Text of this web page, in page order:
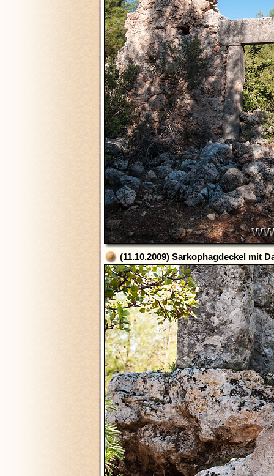
(11.10.2009) Sarkophagdeckel mit